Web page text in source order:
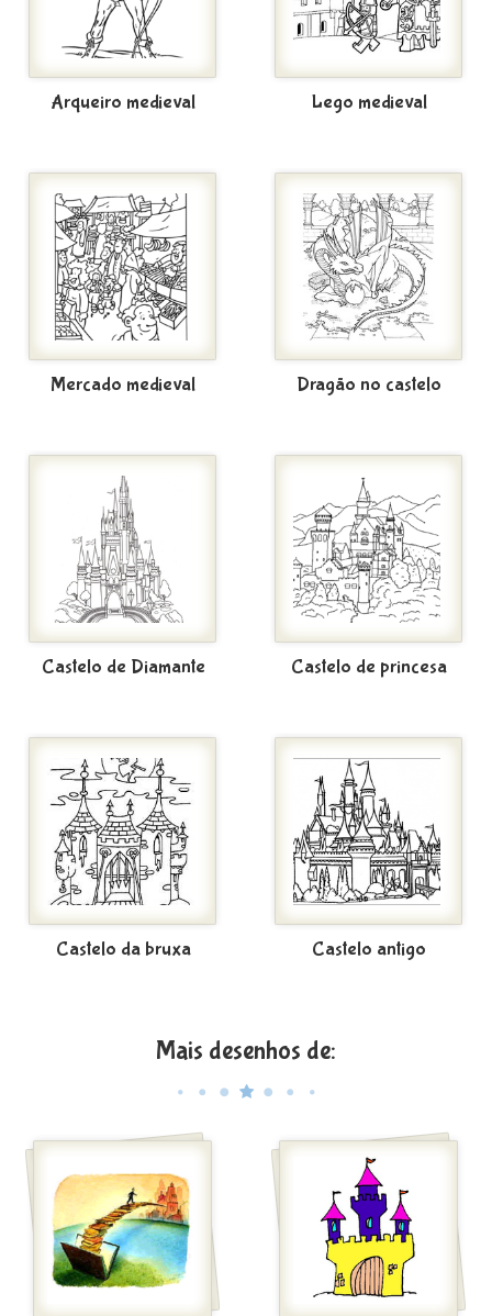
Arqueiro medieval Lego medieval
Mercado medieval Dragão no castelo
Castelo de Diamante Castelo de princesa
Castelo da bruxa Castelo antigo
Mais desenhos de: